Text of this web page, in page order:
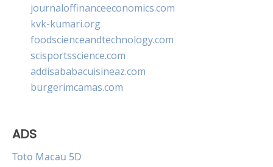
journaloffinanceeconomics.com
kvk-kumari.org
foodscienceandtechnology.com
scisportsscience.com
addisababacuisineaz.com
burgerimcamas.com
ADS
Toto Macau 5D